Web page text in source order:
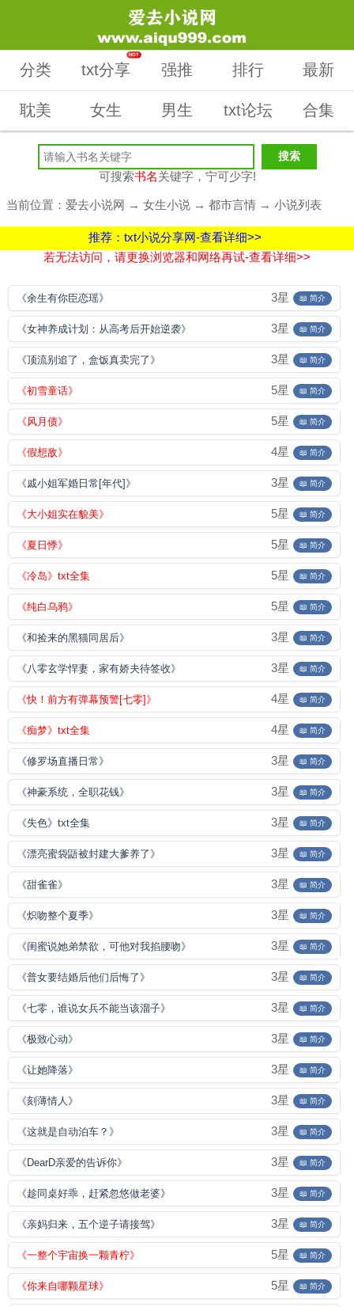
分类 txt分享
HOT
强推 排行 最新
耽美 女生 男生 txt论坛 合集
可搜索书名关键字，宁可少字!
当前位置： 爱去小说网 → 女生小说 → 都市言情 → 小说列表
推荐：txt小说分享网-查看详细>>
若无法访问，请更换浏览器和网络再试-查看详细>>
《余生有你臣恋瑶》 3星 📖 简介
《女神养成计划：从高考后开始逆袭》 3星 📖 简介
《顶流别追了，盒饭真卖完了》 3星 📖 简介
《初雪童话》 5星 📖 简介
《风月债》 5星 📖 简介
《假想敌》 4星 📖 简介
《戚小姐军婚日常[年代]》 3星 📖 简介
《大小姐实在貌美》 5星 📖 简介
《夏日悸》 5星 📖 简介
《冷岛》txt全集 5星 📖 简介
《纯白乌鸦》 5星 📖 简介
《和捡来的黑猫同居后》 3星 📖 简介
《八零玄学悍妻，家有娇夫待签收》 3星 📖 简介
《快！前方有弹幕预警[七零]》 4星 📖 简介
《痴梦》txt全集 4星 📖 简介
《修罗场直播日常》 3星 📖 简介
《神豪系统，全职花钱》 3星 📖 简介
《失色》txt全集 3星 📖 简介
《漂亮蜜袋鼯被封建大爹养了》 3星 📖 简介
《甜雀雀》 3星 📖 简介
《炽吻整个夏季》 3星 📖 简介
《闺蜜说她弟禁欲，可他对我掐腰吻》 3星 📖 简介
《普女要结婚后他们后悔了》 3星 📖 简介
《七零，谁说女兵不能当该溜子》 3星 📖 简介
《极致心动》 3星 📖 简介
《让她降落》 3星 📖 简介
《刻薄情人》 3星 📖 简介
《这就是自动泊车？》 3星 📖 简介
《DearD亲爱的告诉你》 3星 📖 简介
《趁同桌好乖，赶紧忽悠做老婆》 3星 📖 简介
《亲妈归来，五个逆子请接驾》 3星 📖 简介
《一整个宇宙换一颗青柠》 5星 📖 简介
《你来自哪颗星球》 5星 📖 简介